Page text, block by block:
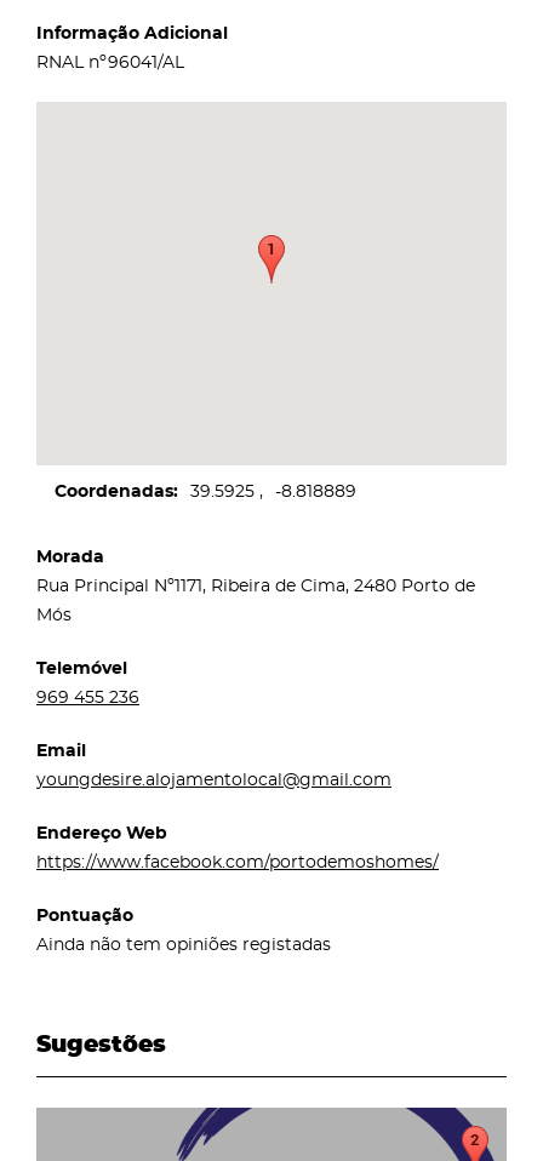
Informação Adicional
RNAL nº96041/AL
Coordenadas 39.5925 -8.818889
Morada
Rua Principal Nº1171, Ribeira de Cima, 2480 Porto de
Mós
Telemóvel
969 455 236
Email
youngdesire.alojamentolocal@gmail.com
Endereço Web
https://www.facebook.com/portodemoshomes/
Pontuação
Ainda não tem opiniões registadas
Sugestões